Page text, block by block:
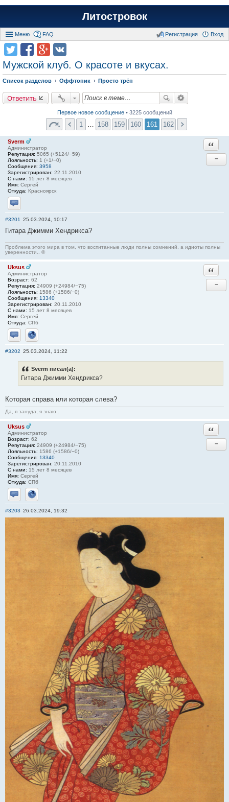
Литостровок
Меню FAQ Вход
Регистрация
Мужской клуб. О красоте и вкусах.
Список разделов Оффтопик Просто трёп
Ответить
Первое новое сообщение• 3225 сообщений
1 158 159 160 161 162
Sverm
Администратор
Репутация: 5065 (+5124/−59)
Лояльность: 1 (+1/−0)
Сообщения: 3958
Зарегистрирован: 22.11.2010
С нами: 15 лет 8 месяцев
Имя: Сергей
Откуда: Красноярск
Отправить личное сообщение
−
#3201 25.03.2024, 10:17
Гитара Джимми Хендрикса?
Проблема этого мира в том, что воспитанные люди полны сомнений, а идиоты полны
уверенности.. ©
Uksus
Администратор
Возраст: 62
Репутация: 24909 (+24984/−75)
Лояльность: 1586 (+1586/−0)
Сообщения: 13340
Зарегистрирован: 20.11.2010
С нами: 15 лет 8 месяцев
Имя: Сергей
Откуда: СПб
Отправить личное сообщение
Сайт
−
#3202 25.03.2024, 11:22
Sverm писал(а):
Гитара Джимми Хендрикса?
Которая справа или которая слева?
Да, я зануда, я знаю...
Uksus
Администратор
Возраст: 62
Репутация: 24909 (+24984/−75)
Лояльность: 1586 (+1586/−0)
Сообщения: 13340
Зарегистрирован: 20.11.2010
С нами: 15 лет 8 месяцев
Имя: Сергей
Откуда: СПб
Отправить личное сообщение
Сайт
−
#3203 26.03.2024, 19:32